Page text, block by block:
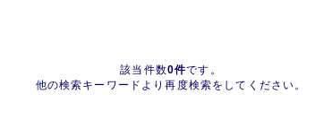
該当件数0件です。
他の検索キーワードより再度検索をしてください。